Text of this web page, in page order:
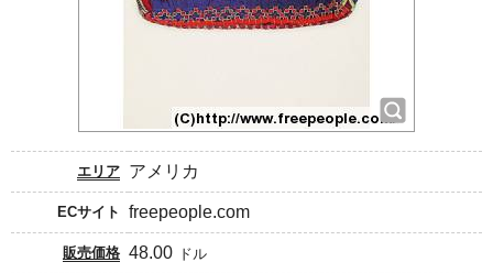
エリア アメリカ
ECサイト freepeople.com
販売価格 48.00 ドル